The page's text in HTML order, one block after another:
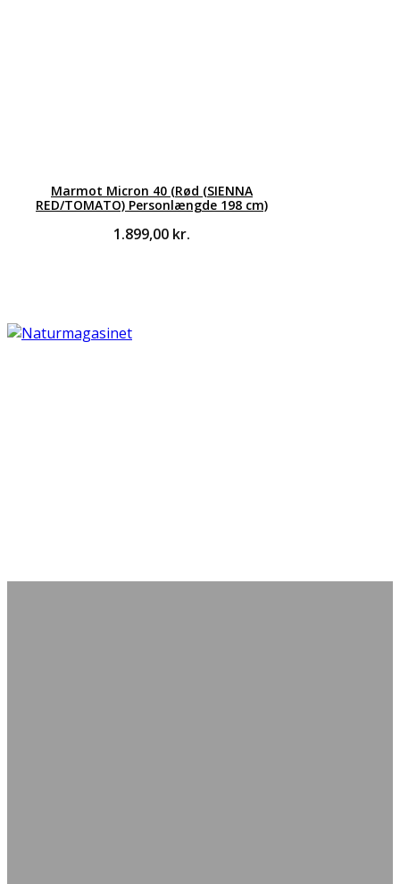
Marmot Micron 40 (Rød (SIENNA
RED/TOMATO) Personlængde 198 cm)
1.899,00 kr.